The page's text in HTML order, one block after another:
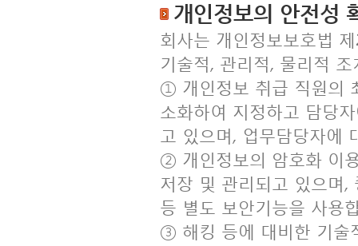
개인정보의 안전성
회사는 개인정보보호법
기술적, 관리적, 물리적
① 개인정보 취급 직원의
소화하여 지정하고 담당
고 있으며, 업무담당자에
② 개인정보의 암호화 이
저장 및 관리되고 있으며
등 별도 보안기능을 사용
③ 해킹 등에 대비한 기술